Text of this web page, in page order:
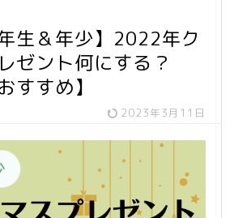
生＆年少】2022年ク
ゼント何にする？
すすめ】
2023年3月11日